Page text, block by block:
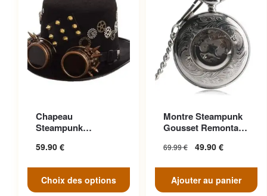
Chapeau
Steampunk
59.90 €
Choix des options
variations. Les options
peuvent être choisies sur la
page du produit
Montre Steampunk
Gousset Remontage
69.99€ 49.90 €
Ajouter au panier